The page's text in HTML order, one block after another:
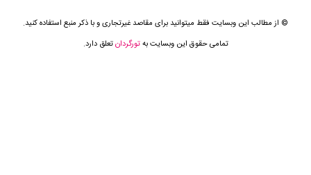
© از مطالب این وبسایت فقط میتوانید برای مقاصد غیرتجاری و با ذکر منبع استفاده کنید.
تمامی حقوق این وبسایت بهتورگردانتعلق دارد.